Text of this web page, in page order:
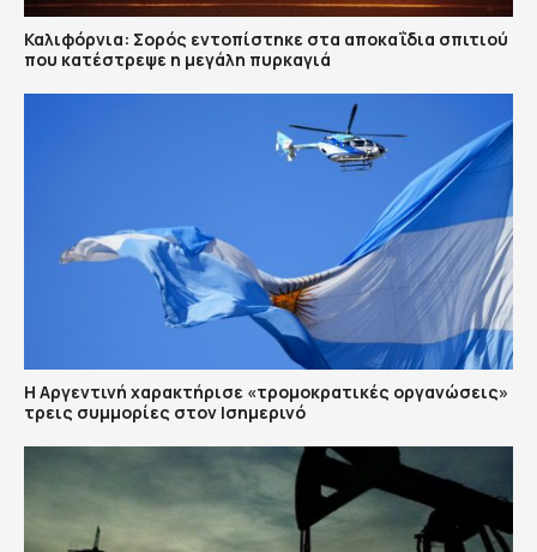
Καλιφόρνια: Σορός εντοπίστηκε στα αποκαΐδια σπιτιού
που κατέστρεψε η μεγάλη πυρκαγιά
Η Αργεντινή χαρακτήρισε «τρομοκρατικές οργανώσεις»
τρεις συμμορίες στον Ισημερινό